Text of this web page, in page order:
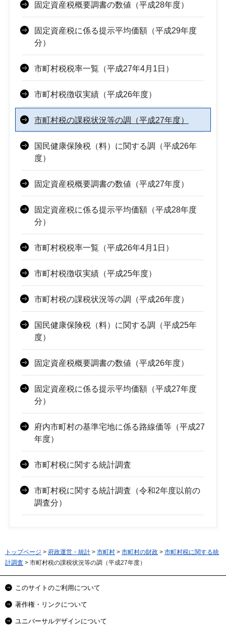
固定資産税概要調書の数値（平成28年度）
固定資産税に係る提示平均価額（平成29年度
分）
市町村税税率一覧（平成27年4月1日）
市町村税徴収実績（平成26年度）
市町村税の課税状況等の調（平成27年度）
国民健康保険税（料）に関する調（平成26年
度）
固定資産税概要調書の数値（平成27年度）
固定資産税に係る提示平均価額（平成28年度
分）
市町村税税率一覧（平成26年4月1日）
市町村税徴収実績（平成25年度）
市町村税の課税状況等の調（平成26年度）
国民健康保険税（料）に関する調（平成25年
度）
固定資産税概要調書の数値（平成26年度）
固定資産税に係る提示平均価額（平成27年度
分）
府内市町村の基準宅地に係る路線価等（平成27
年度）
市町村税に関する統計調査
市町村税に関する統計調査（令和2年度以前の
調査分）
トップページ > 府政運営・統計 > 市町村 > 市町村の財政 > 市町村税に関する統
計調査 > 市町村税の課税状況等の調（平成27年度）
このサイトのご利用について
著作権・リンクについて
ユニバーサルデザインについて